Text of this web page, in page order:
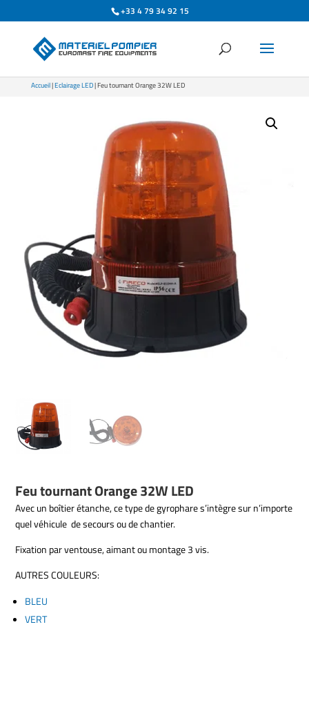
+33 4 79 34 92 15
Accueil|Eclairage LED| Feu tournant Orange 32W LED
Feu tournant Orange 32W LED
Avec un boîtier étanche, ce type de gyrophare s’intègre sur n’importe
quel véhicule de secours ou de chantier.
Fixation par ventouse, aimant ou montage 3 vis.
AUTRES COULEURS:
BLEU
VERT